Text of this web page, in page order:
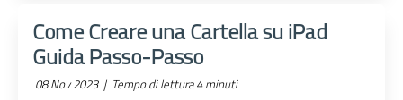
Come Creare una Cartella su iPad
Guida Passo-Passo
08 Nov 2023 | Tempo di lettura 4 minuti